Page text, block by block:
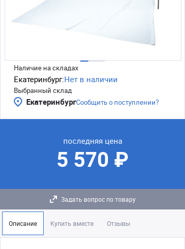
Наличие на складах
Екатеринбург:Нет в наличии
Выбранный склад
ЕкатеринбургСообщить о поступлении?
последняя цена
5 570 ₽
Задать вопрос по товару
Описание Купить вместе Отзывы